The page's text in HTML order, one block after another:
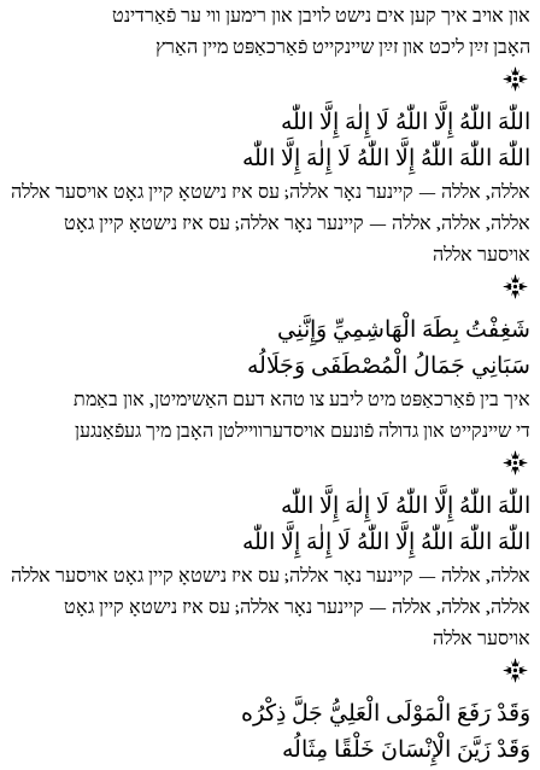
און אויב איך קען אים נישט לויבן און רימען ווי ער פֿאַרדינט
האָבן זײַן ליכט און זײַן שיינקייט פֿאַרכאַפּט מיין האַרץ
اللّٰهَ اللّٰهُ إِلَّا اللّٰهُ لَا إِلٰهَ إِلَّا اللّٰه
اللّٰهَ اللّٰهَ اللّٰهُ إِلَّا اللّٰهُ لَا إِلٰهَ إِلَّا اللّٰه
אללה, אללה — קיינער נאָר אללה; עס איז נישטאָ קיין גאָט אויסער אללה
אללה, אללה, אללה — קיינער נאָר אללה; עס איז נישטאָ קיין גאָט
אויסער אללה
شَغِفْتُ بِطَهَ الْهَاشِمِيِّ وَإِنَّنِي
سَبَانِي جَمَالُ الْمُصْطَفَى وَجَلَالُه
איך בין פֿאַרכאַפּט מיט ליבע צו טהא דעם האַשימיטן, און באַמת
די שיינקייט און גדולה פֿונעם אויסדערוויילטן האָבן מיך געפֿאַנגען
اللّٰهَ اللّٰهُ إِلَّا اللّٰهُ لَا إِلٰهَ إِلَّا اللّٰه
اللّٰهَ اللّٰهَ اللّٰهُ إِلَّا اللّٰهُ لَا إِلٰهَ إِلَّا اللّٰه
אללה, אללה — קיינער נאָר אללה; עס איז נישטאָ קיין גאָט אויסער אללה
אללה, אללה, אללה — קיינער נאָר אללה; עס איז נישטאָ קיין גאָט
אויסער אללה
وَقَدْ رَفَعَ الْمَوْلَى الْعَلِيُّ جَلَّ ذِكْرُه
وَقَدْ زَيَّنَ الْإِنْسَانَ خَلْقًا مِثَالُه